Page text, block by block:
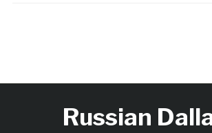
Russian